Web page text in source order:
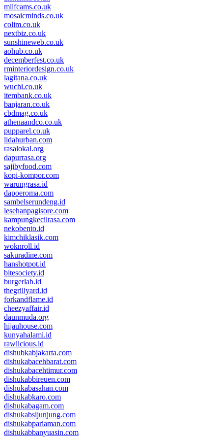
milfcams.co.uk
mosaicminds.co.uk
colim.co.uk
nextbiz.co.uk
sunshineweb.co.uk
aohub.co.uk
decemberfest.co.uk
rminteriordesign.co.uk
lagitana.co.uk
wuchi.co.uk
itembank.co.uk
banjaran.co.uk
cbdmag.co.uk
athenaandco.co.uk
pupparel.co.uk
lidahurban.com
rasalokal.org
dapurrasa.org
sajibyfood.com
kopi-kompor.com
warungrasa.id
dapoeroma.com
sambelserundeng.id
lesehanpagisore.com
kampungkecilrasa.com
nekobento.id
kimchiklasik.com
woknroll.id
sakuradine.com
hanshotpot.id
bitesociety.id
burgerlab.id
thegrillyard.id
forkandflame.id
cheezyaffair.id
daunmuda.org
hijauhouse.com
kunyahalami.id
rawlicious.id
dishubkabjakarta.com
dishukabacehbarat.com
dishukabacehtimur.com
dishukabbireuen.com
dishukabasahan.com
dishukabkaro.com
dishukabagam.com
dishukabsijunjung.com
dishukabpariaman.com
dishukabbanyuasin.com